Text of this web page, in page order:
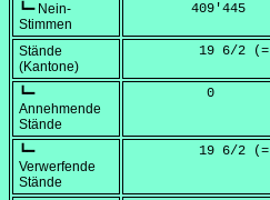
┗━ Nein-
Stimmen
        409'445
Stände
(Kantone)
         19 6/2 (=
┗━
Annehmende
Stände
          0
┗━
Verwerfende
Stände
         19 6/2 (=